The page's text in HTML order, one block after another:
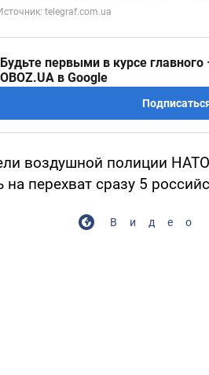
Будьте первыми в курсе
OBOZ.UA в Google
воздушной полиции
на перехват сразу 5
Видео